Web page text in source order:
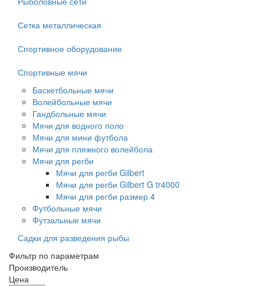
Сетка металлическая
Спортивное оборудование
Спортивные мячи
Баскетбольные мячи
Волейбольные мячи
Гандбольные мячи
Мячи для водного поло
Мячи для мини футбола
Мячи для пляжного волейбола
Мячи для регби
Мячи для регби Gilbert
Мячи для регби Gilbert G tr4000
Мячи для регби размер 4
Футбольные мячи
Футзальные мячи
Садки для разведения рыбы
Фильтр по параметрам
Производитель
Цена